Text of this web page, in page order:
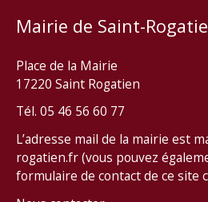
Mairie de Saint-
Place de la Mairie
17220 Saint Rogatien
Tél. 05 46 56 60 77
L’adresse mail de la mairie est
rogatien.fr (vous pouvez
formulaire de contact de ce site